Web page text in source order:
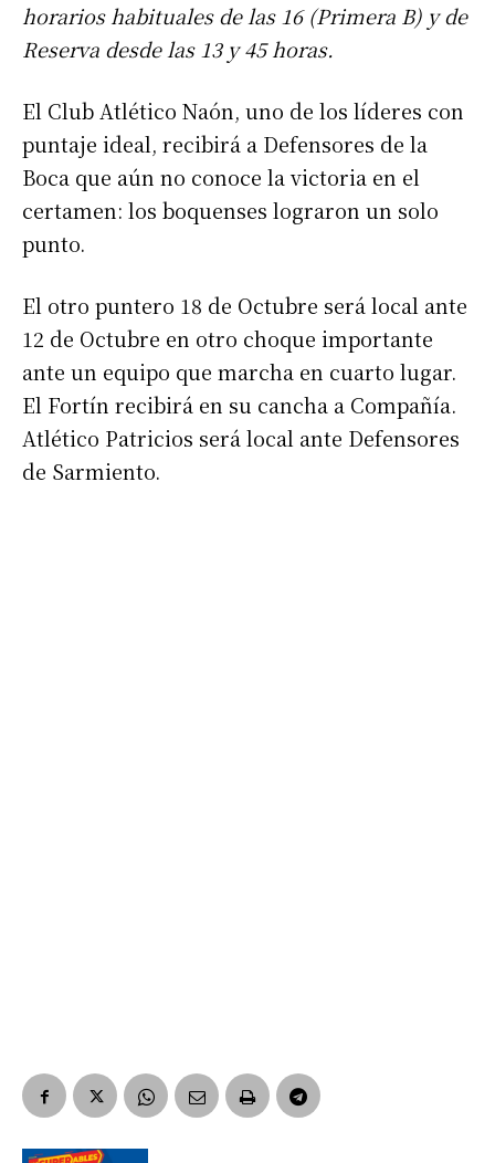
horarios habituales de las 16 (Primera B) y de
Reserva desde las 13 y 45 horas.
El Club Atlético Naón, uno de los líderes con
puntaje ideal, recibirá a Defensores de la
Boca que aún no conoce la victoria en el
certamen: los boquenses lograron un solo
punto.
El otro puntero 18 de Octubre será local ante
12 de Octubre en otro choque importante
ante un equipo que marcha en cuarto lugar.
El Fortín recibirá en su cancha a Compañía.
Atlético Patricios será local ante Defensores
de Sarmiento.